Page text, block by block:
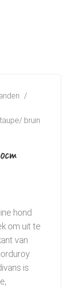
bruin
hond
om uit te
van
is